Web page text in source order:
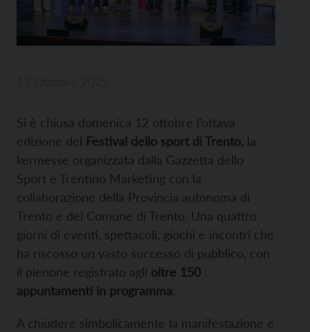
Si è chiusa domenica 12 ottobre l’ottava
edizione del Festival dello sport di Trento, la
kermesse organizzata dalla Gazzetta dello
Sport e Trentino Marketing con la
collaborazione della Provincia autonoma di
Trento e del Comune di Trento. Una quattro
giorni di eventi, spettacoli, giochi e incontri che
ha riscosso un vasto successo di pubblico, con
il pienone registrato agli oltre 150
appuntamenti in programma.
A chiudere simbolicamente la manifestazione e